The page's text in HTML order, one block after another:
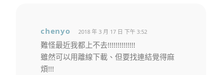
chenyo 2018 年 3 月 17 日 下午 3:52
難怪最近我都上不去!!!!!!!!!!!!!!
雖然可以用離線下載、但要找連結覺得麻
煩!!!